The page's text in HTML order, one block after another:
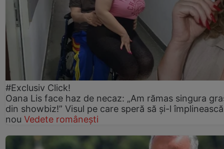
#Exclusiv Click!
Oana Lis face haz de necaz: „Am rămas singura
din showbiz!” Visul pe care speră să și-l
nou Vedete românești